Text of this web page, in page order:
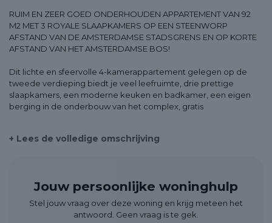
RUIM EN ZEER GOED ONDERHOUDEN APPARTEMENT VAN 92
M2 MET 3 ROYALE SLAAPKAMERS OP EEN STEENWORP
AFSTAND VAN DE AMSTERDAMSE STADSGRENS EN OP KORTE
AFSTAND VAN HET AMSTERDAMSE BOS!
Dit lichte en sfeervolle 4-kamerappartement gelegen op de
tweede verdieping biedt je veel leefruimte, drie prettige
slaapkamers, een moderne keuken en badkamer, een eigen
berging in de onderbouw van het complex, gratis
over de groene omgeving!
locatie: precies tussen de stadsgrens van Amsterdam en
luchthaven Schiphol. Kinderen kunnen hier veilig en plezierig
buitenspelen en in het dorp naar de basisschool. En jij forenst
+ Lees de volledige omschrijving
Jouw persoonlijke woninghulp
Stel jouw vraag over deze woning en krijg meteen het
antwoord. Geen vraag is te gek.